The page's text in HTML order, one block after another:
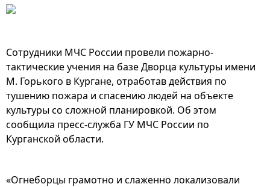
Сотрудники МЧС России провели пожарно-
тактические учения на базе Дворца культуры имени
М. Горького в Кургане, отработав действия по
тушению пожара и спасению людей на объекте
культуры со сложной планировкой. Об этом
сообщила пресс-служба ГУ МЧС России по
Курганской области.
«Огнеборцы грамотно и слаженно локализовали